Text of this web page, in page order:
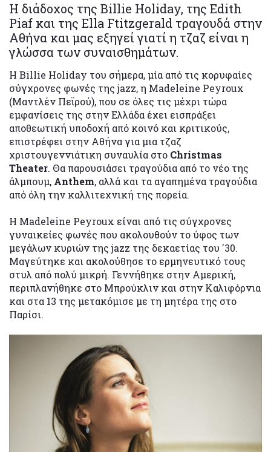
Η διάδοχος της Billie Holiday, της Edith
Piaf και της Ella Ftitzgerald τραγουδά στην
Αθήνα και μας εξηγεί γιατί η τζαζ είναι η
γλώσσα των συναισθημάτων.
Η Billie Holiday του σήμερα, μία από τις κορυφαίες
σύγχρονες φωνές της jazz, η Madeleine Peyroux
(Μαντλέν Πεϊρού), που σε όλες τις μέχρι τώρα
εμφανίσεις της στην Ελλάδα έχει εισπράξει
αποθεωτική υποδοχή από κοινό και κριτικούς,
επιστρέφει στην Αθήνα για μια τζαζ
χριστουγεννιάτικη συναυλία στο Christmas
Theater. Θα παρουσιάσει τραγούδια από το νέο της
άλμπουμ, Anthem, αλλά και τα αγαπημένα τραγούδια
από όλη την καλλιτεχνική της πορεία.
Η Madeleine Peyroux είναι από τις σύγχρονες
γυναικείες φωνές που ακολουθούν το ύφος των
μεγάλων κυριών της jazz της δεκαετίας του '30.
Μαγεύτηκε και ακολούθησε το ερμηνευτικό τους
στυλ από πολύ μικρή. Γεννήθηκε στην Αμερική,
περιπλανήθηκε στο Μπρούκλιν και στην Καλιφόρνια
και στα 13 της μετακόμισε με τη μητέρα της στο
Παρίσι.